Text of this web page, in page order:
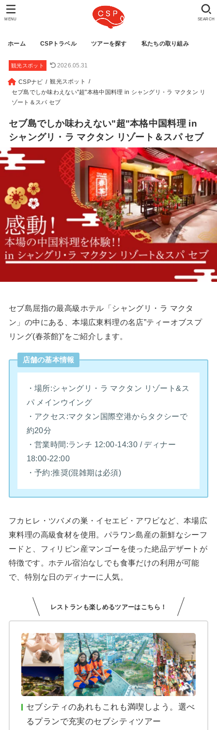
ホーム CSPトラベル ツアーを探す 私たちの取り組み
SEARCH
MENU
観光スポット 2026.05.31
CSPナビ
観光スポット
セブ島でしか味わえない"超"本格中国料理 in シャングリ・ラ マクタン リ
ゾート＆スパ セブ
セブ島でしか味わえない"超"本格中国料理 in
シャングリ・ラ マクタン リゾート＆スパ セブ
セブ島屈指の最高級ホテル「シャングリ・ラ マクタ
ン」の中にある、本場広東料理の名店”ティーオブスプ
リング(春茶館)”をご紹介します。
店舗の基本情報
・場所:シャングリ・ラ マクタン リゾート&ス
パ メインウイング
・アクセス:マクタン国際空港からタクシーで
約20分
・営業時間:ランチ 12:00-14:30 / ディナー
18:00-22:00
・予約:推奨(混雑期は必須)
フカヒレ・ツバメの巣・イセエビ・アワビなど、本場広
東料理の高級食材を使用。パラワン島産の新鮮なシーフ
ードと、フィリピン産マンゴーを使った絶品デザートが
特徴です。ホテル宿泊なしでも食事だけの利用が可能
で、特別な日のディナーに人気。
レストランも楽しめるツアーはこちら！
セブシティのあれもこれも満喫しよう。選べ
るプランで充実のセブシティツアー